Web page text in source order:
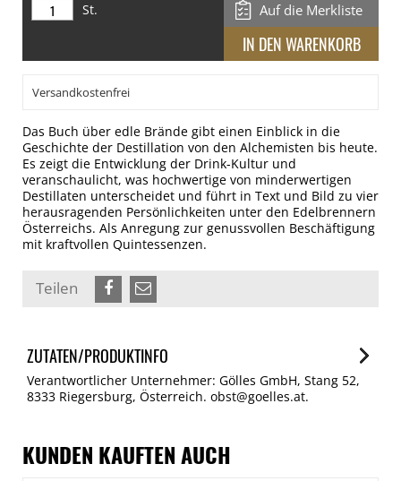
St. Auf die Merkliste
Versandkostenfrei
Das Buch über edle Brände gibt einen Einblick in die
Geschichte der Destillation von den Alchemisten bis heute.
Es zeigt die Entwicklung der Drink-Kultur und
veranschaulicht, was hochwertige von minderwertigen
Destillaten unterscheidet und führt in Text und Bild zu vier
herausragenden Persönlichkeiten unter den Edelbrennern
Österreichs. Als Anregung zur genussvollen Beschäftigung
mit kraftvollen Quintessenzen.
Teilen
ZUTATEN/PRODUKTINFO
Verantwortlicher Unternehmer: Gölles GmbH, Stang 52,
8333 Riegersburg, Österreich. obst@goelles.at.
KUNDEN KAUFTEN AUCH